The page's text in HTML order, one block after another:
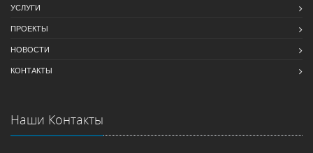
УСЛУГИ
ПРОЕКТЫ
НОВОСТИ
КОНТАКТЫ
Наши Контакты